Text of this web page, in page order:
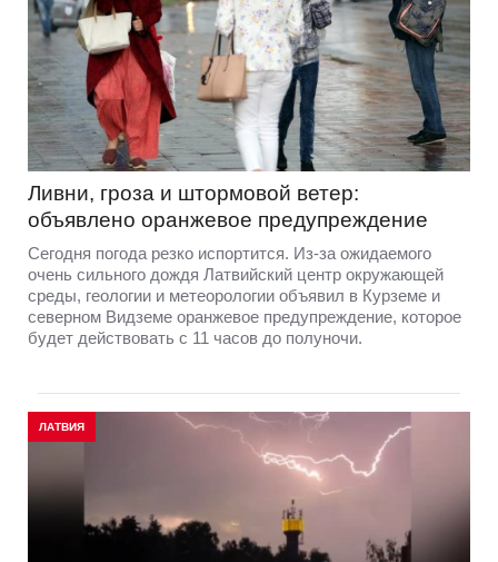
Ливни, гроза и штормовой ветер:
объявлено оранжевое предупреждение
Сегодня погода резко испортится. Из-за ожидаемого
очень сильного дождя Латвийский центр окружающей
среды, геологии и метеорологии объявил в Курземе и
северном Видземе оранжевое предупреждение, которое
будет действовать с 11 часов до полуночи.
ЛАТВИЯ